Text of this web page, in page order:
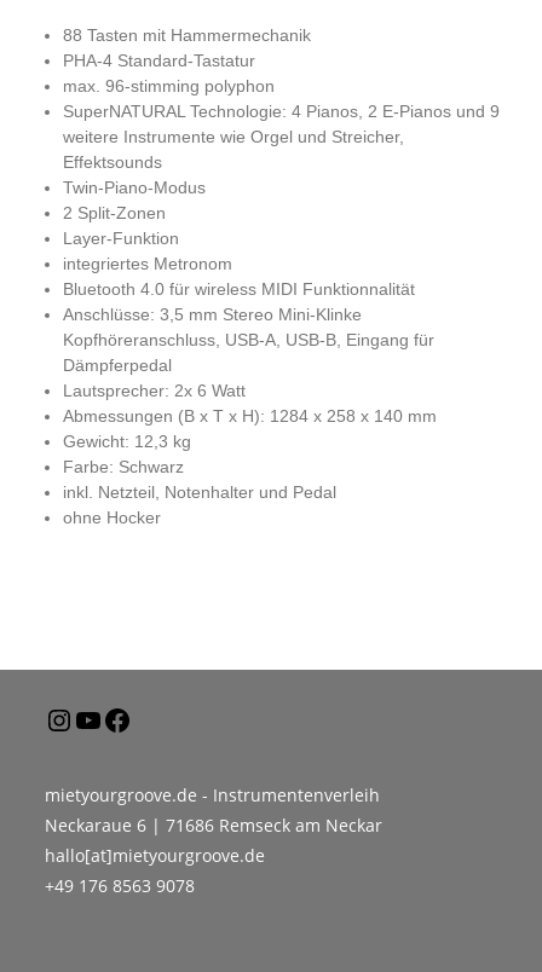
88 Tasten mit Hammermechanik
PHA-4 Standard-Tastatur
max. 96-stimming polyphon
SuperNATURAL Technologie: 4 Pianos, 2 E-Pianos und 9
weitere Instrumente wie Orgel und Streicher,
Effektsounds
Twin-Piano-Modus
2 Split-Zonen
Layer-Funktion
integriertes Metronom
Bluetooth 4.0 für wireless MIDI Funktionnalität
Anschlüsse: 3,5 mm Stereo Mini-Klinke
Kopfhöreranschluss, USB-A, USB-B, Eingang für
Dämpferpedal
Lautsprecher: 2x 6 Watt
Abmessungen (B x T x H): 1284 x 258 x 140 mm
Gewicht: 12,3 kg
Farbe: Schwarz
inkl. Netzteil, Notenhalter und Pedal
ohne Hocker
mietyourgroove.de - Instrumentenverleih
Neckaraue 6 | 71686 Remseck am Neckar
hallo[at]mietyourgroove.de
+49 176 8563 9078